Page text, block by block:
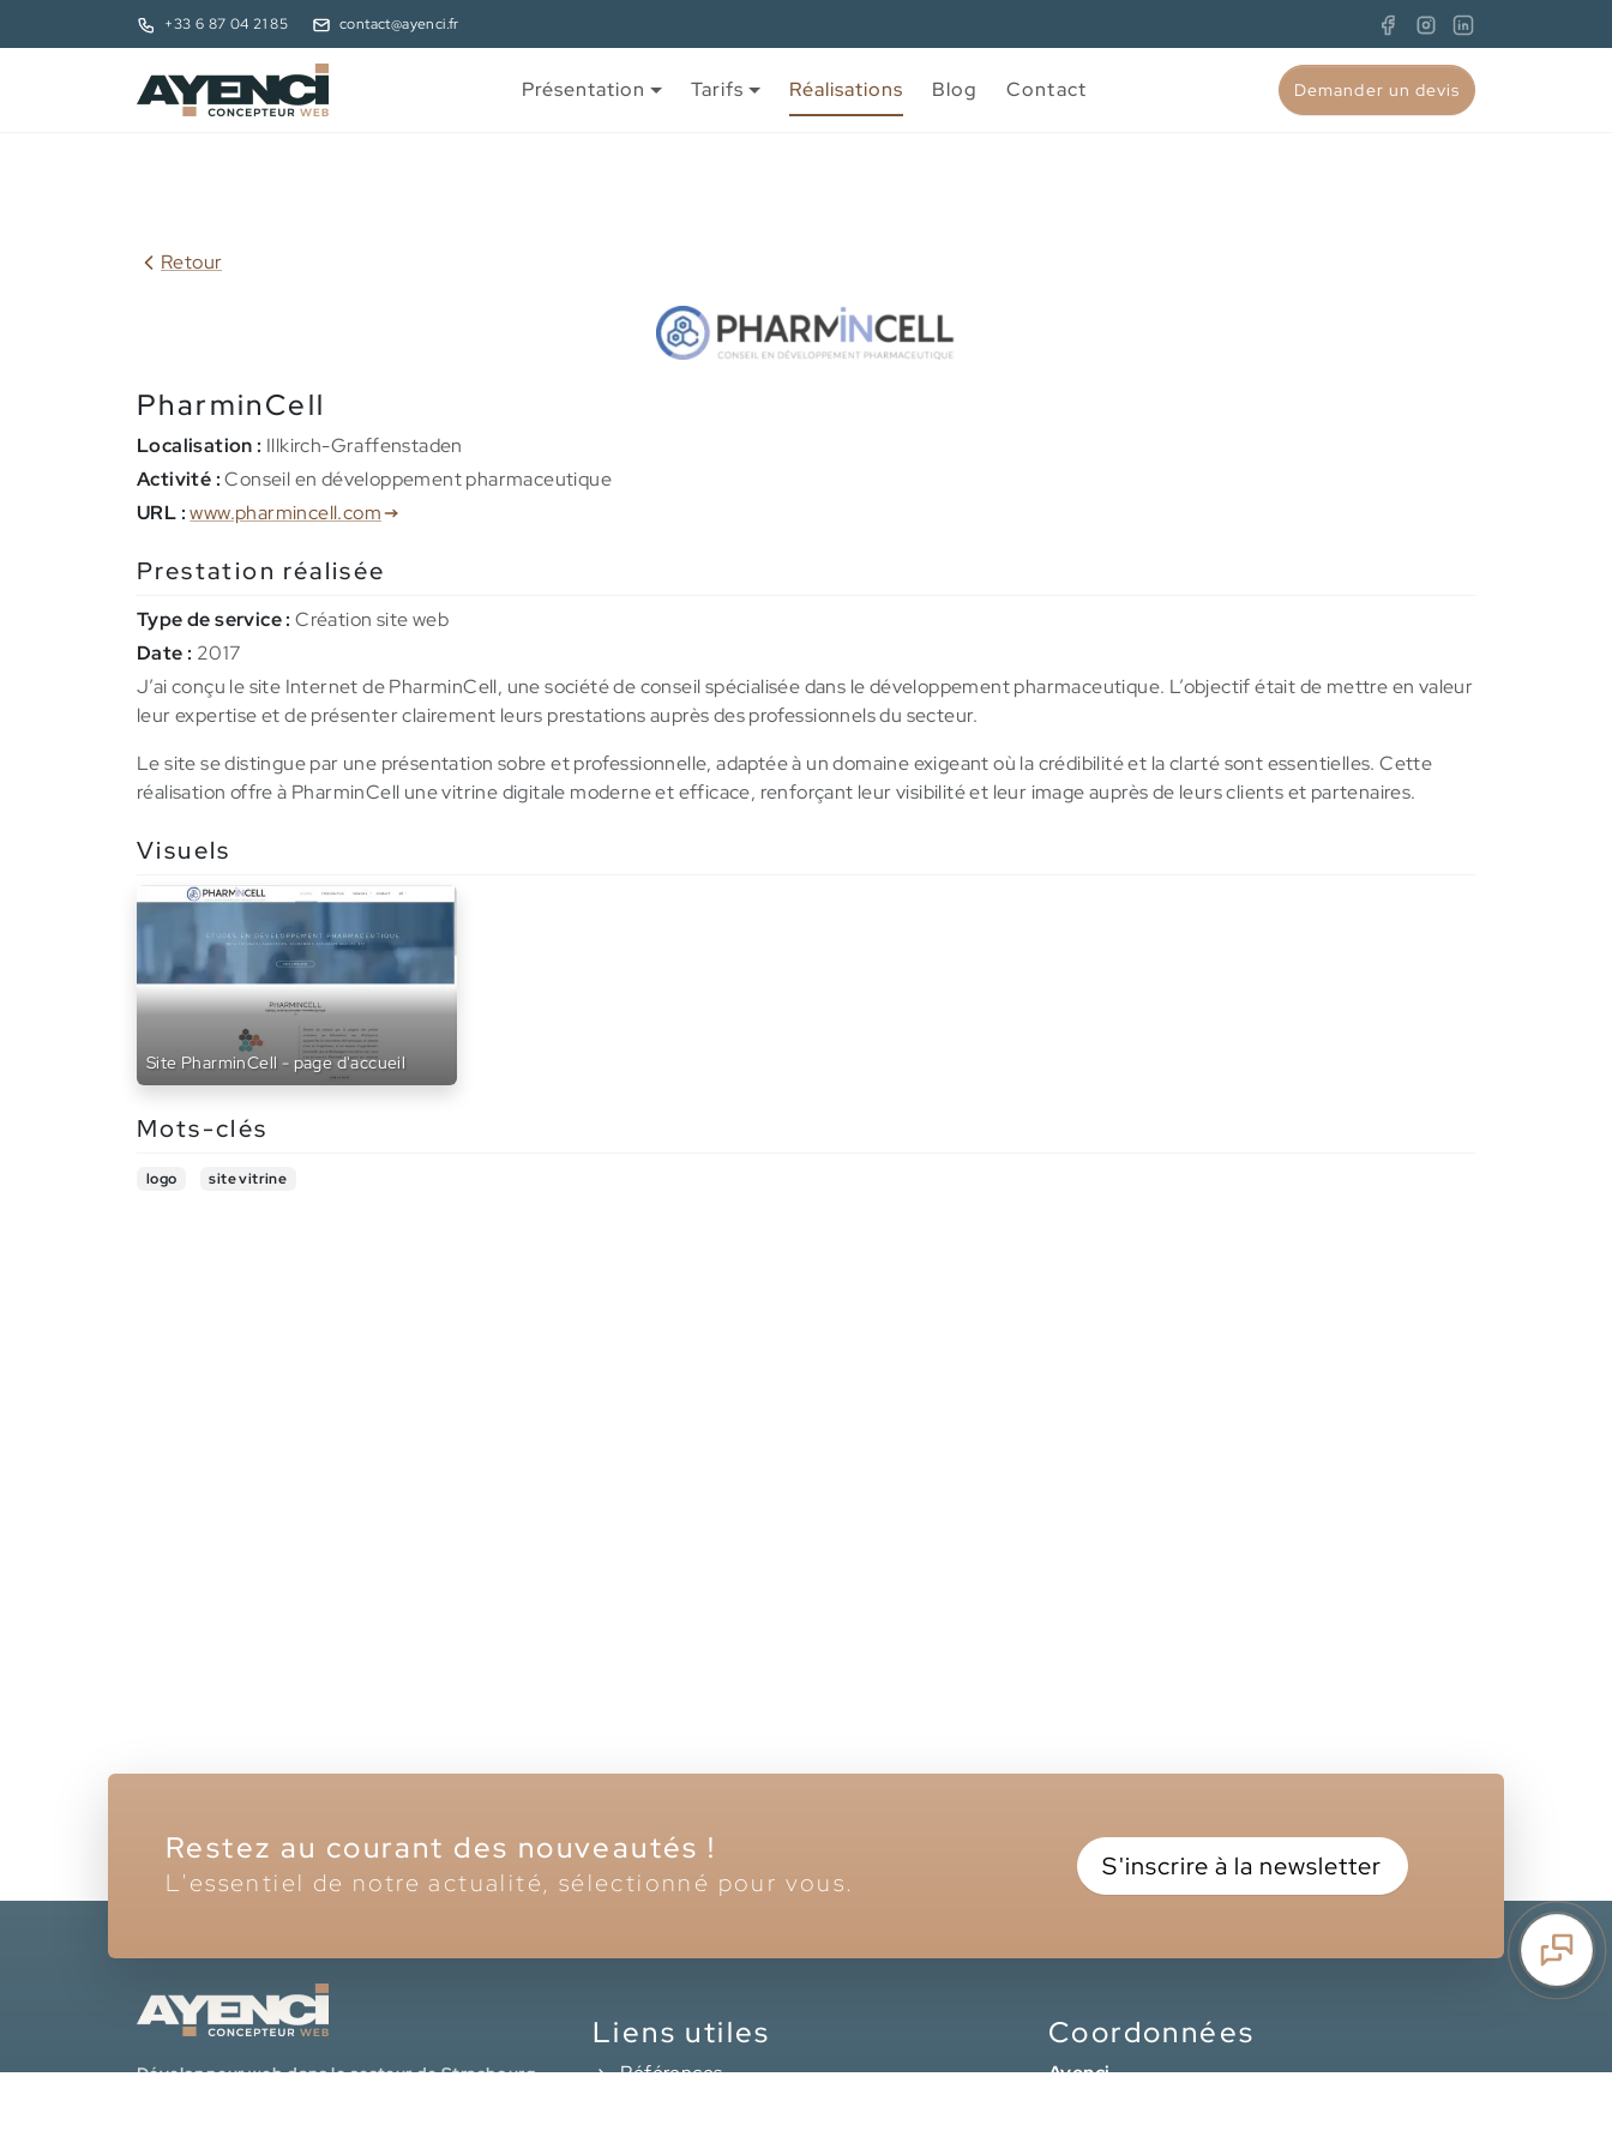
+33 6 87 04 21 85 contact@ayenci.fr
Présentation Tarifs Réalisations Blog Contact Demander un devis
Retour
PharminCell
Localisation : Illkirch-Graffenstaden
Activité :Conseil en développement pharmaceutique
URL :www.pharmincell.com
Prestation réalisée
Type de service :Création site web
Date : 2017
J’ai conçu le site Internet de PharminCell, une société de conseil spécialisée dans le développement pharmaceutique. L’objectif était de mettre en valeur
leur expertise et de présenter clairement leurs prestations auprès des professionnels du secteur.
Le site se distingue par une présentation sobre et professionnelle, adaptée à un domaine exigeant où la crédibilité et la clarté sont essentielles. Cette
réalisation offre à PharminCell une vitrine digitale moderne et efficace, renforçant leur visibilité et leur image auprès de leurs clients et partenaires.
Visuels
Site PharminCell - page d'accueil
Mots-clés
logo site vitrine
Restez au courant des nouveautés !
L'essentiel de notre actualité, sélectionné pour vous.
S'inscrire à la newsletter
Développeur web dans le secteur de Strasbourg
Liens utiles
Références
Coordonnées
Ayenci